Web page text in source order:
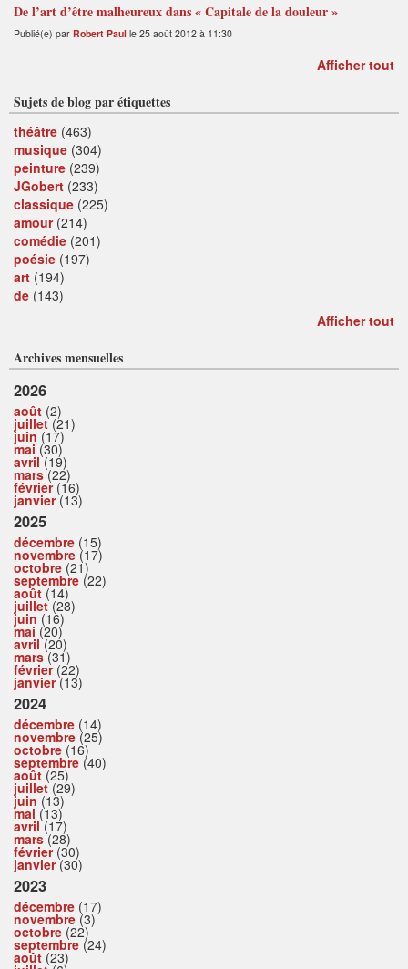
De l’art d’être malheureux dans « Capitale de la douleur »
Publié(e) par Robert Paul le 25 août 2012 à 11:30
Afficher tout
Sujets de blog par étiquettes
théâtre (463)
musique (304)
peinture (239)
JGobert (233)
classique (225)
amour(214)
comédie (201)
poésie (197)
art (194)
de (143)
Afficher tout
Archives mensuelles
2026
août (2)
juillet(21)
juin (17)
mai (30)
avril(19)
mars(22)
février(16)
janvier(13)
2025
décembre (15)
novembre (17)
octobre (21)
septembre (22)
août (14)
juillet(28)
juin (16)
mai (20)
avril(20)
mars(31)
février(22)
janvier(13)
2024
décembre (14)
novembre (25)
octobre (16)
septembre (40)
août (25)
juillet(29)
juin (13)
mai (13)
avril(17)
mars(28)
février(30)
janvier(30)
2023
décembre (17)
novembre (3)
octobre (22)
septembre (24)
août (23)